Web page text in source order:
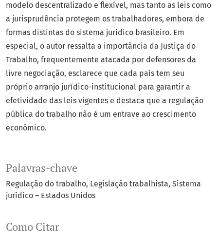
Palavras-chave
Regulação do trabalho Legislação trabalhista Sistema
jurídico – Estados Unidos
Como Citar
modelo descentralizado e flexível, mas tanto as leis como
a jurisprudência protegem os trabalhadores, embora de
formas distintas do sistema jurídico brasileiro. Em
especial, o autor ressalta a importância da Justiça do
Trabalho, frequentemente atacada por defensores da
livre negociação, esclarece que cada país tem seu
próprio arranjo jurídico-institucional para garantir a
efetividade das leis vigentes e destaca que a regulação
pública do trabalho não é um entrave ao crescimento
econômico.